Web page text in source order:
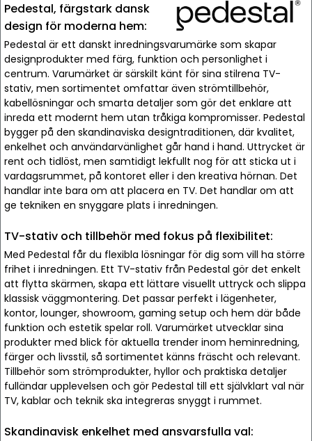
Pedestal, färgstark dansk
design för moderna hem:
Pedestal är ett danskt inredningsvarumärke som skapar
designprodukter med färg, funktion och personlighet i
centrum. Varumärket är särskilt känt för sina stilrena TV-
stativ, men sortimentet omfattar även strömtillbehör,
kabellösningar och smarta detaljer som gör det enklare att
inreda ett modernt hem utan tråkiga kompromisser. Pedestal
bygger på den skandinaviska designtraditionen, där kvalitet,
enkelhet och användarvänlighet går hand i hand. Uttrycket är
rent och tidlöst, men samtidigt lekfullt nog för att sticka ut i
vardagsrummet, på kontoret eller i den kreativa hörnan. Det
handlar inte bara om att placera en TV. Det handlar om att
ge tekniken en snyggare plats i inredningen.
TV-stativ och tillbehör med fokus på flexibilitet:
Med Pedestal får du flexibla lösningar för dig som vill ha större
frihet i inredningen. Ett TV-stativ från Pedestal gör det enkelt
att flytta skärmen, skapa ett lättare visuellt uttryck och slippa
klassisk väggmontering. Det passar perfekt i lägenheter,
kontor, lounger, showroom, gaming setup och hem där både
funktion och estetik spelar roll. Varumärket utvecklar sina
produkter med blick för aktuella trender inom heminredning,
färger och livsstil, så sortimentet känns fräscht och relevant.
Tillbehör som strömprodukter, hyllor och praktiska detaljer
fulländar upplevelsen och gör Pedestal till ett självklart val när
TV, kablar och teknik ska integreras snyggt i rummet.
Skandinavisk enkelhet med ansvarsfulla val: